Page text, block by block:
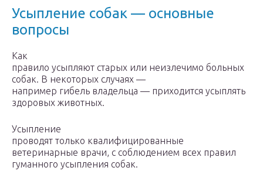
Усыпление собак — основные
вопросы
Как
правило усыпляют старых или неизлечимо больных
собак. В некоторых случаях —
например гибель владельца — приходится усыплять
здоровых животных.
Усыпление
проводят только квалифицированные
ветеринарные врачи, с соблюдением всех правил
гуманного усыпления собак.